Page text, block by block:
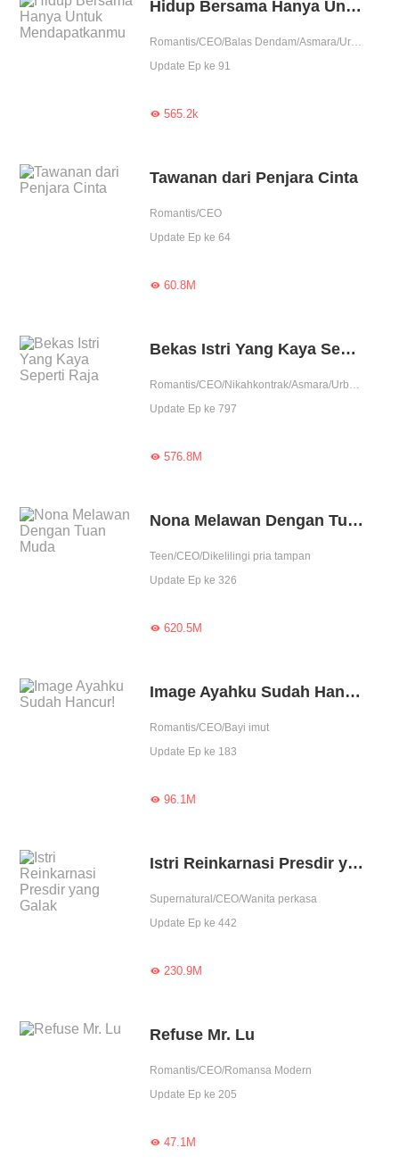
Hidup Bersama Hanya Untuk Mendapatkanmu
Romantis/CEO/Balas Dendam/Asmara/Urban/Perubahan Hidup/Tinggal bersama/Kesayangan
Update Ep ke 91
565.2k
Tawanan dari Penjara Cinta
Romantis/CEO
Update Ep ke 64
60.8M
Bekas Istri Yang Kaya Seperti Raja
Romantis/CEO/Nikahkontrak/Asmara/Urban/Ditakdirkan/1 vs banyak/Arogan/Drama
Update Ep ke 797
576.8M
Nona Melawan Dengan Tuan Muda
Teen/CEO/Dikelilingi pria tampan
Update Ep ke 326
620.5M
Image Ayahku Sudah Hancur!
Romantis/CEO/Bayi imut
Update Ep ke 183
96.1M
Istri Reinkarnasi Presdir yang Galak
Supernatural/CEO/Wanita perkasa
Update Ep ke 442
230.9M
Refuse Mr. Lu
Romantis/CEO/Romansa Modern
Update Ep ke 205
47.1M